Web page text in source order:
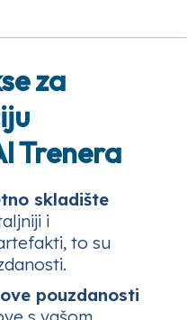
za
Trenera
skladište
i
to su
pouzdanosti